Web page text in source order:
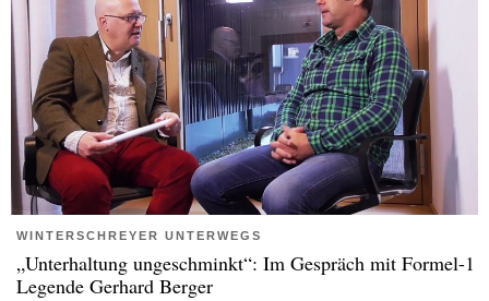
WINTERSCHREYER UNTERWEGS
„Unterhaltung ungeschminkt“: Im Gespräch mit Formel-1
Legende Gerhard Berger